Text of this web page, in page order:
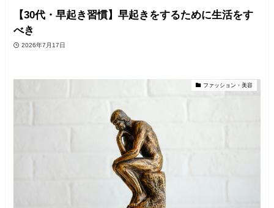
【30代・早起き習慣】早起きをするために生活をす
べき
2026年7月17日
ファッション・美容